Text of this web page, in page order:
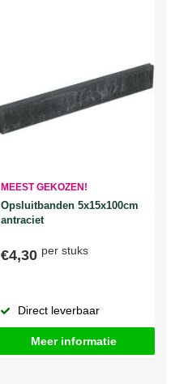
MEEST GEKOZEN!
Opsluitbanden 5x15x100cm
antraciet
€4,30 per stuks
Direct leverbaar
Meer informatie